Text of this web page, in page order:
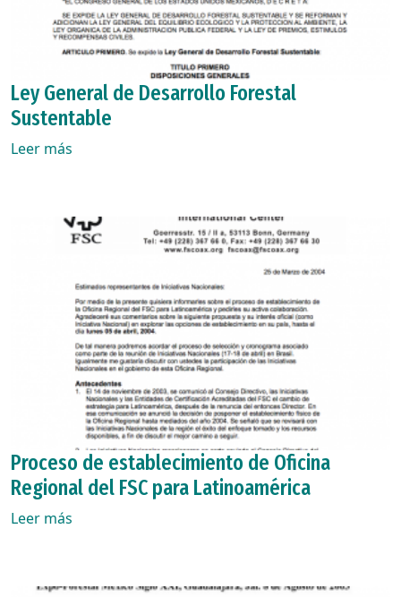
Ley General de Desarrollo Forestal
Sustentable
Leer más
Proceso de establecimiento de Oficina
Regional del FSC para Latinoamérica
Leer más